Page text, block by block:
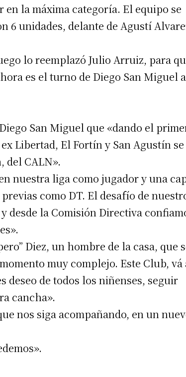
gratis
correo electrónico
la máxima categoría. El equipo se
6 unidades, delante de Agustí
lo reemplazó Julio Arruiz, para
es el turno de Diego San Miguel
San Miguel que «dando el
Libertad, El Fortín y San Agustín
del CALN».
nuestra liga como jugador y una
como DT. El desafío de
desde la Comisión Directiva
Diez, un hombre de la casa, que
muy complejo. Este Club, vá
deseo de todos los niñenses, seguir
cancha».
nos siga acompañando, en un